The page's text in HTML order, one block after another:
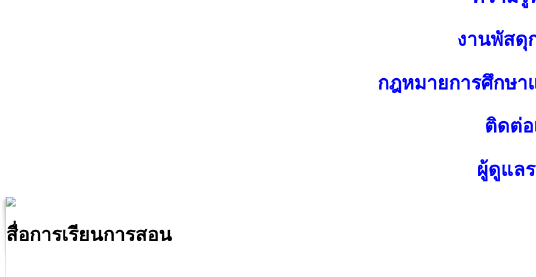
งานพัสดุ
กฎหมายการศึกษ
ติดต่อ
ผู้ดูแล
สื่อการเรียนการสอน